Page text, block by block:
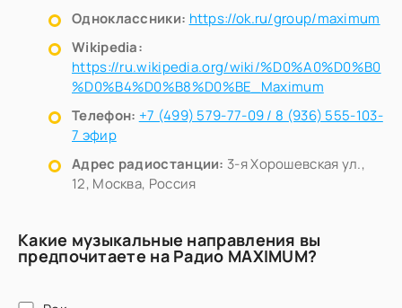
Одноклассники: https://ok.ru/group/maximum
Wikipedia:
https://ru.wikipedia.org/wiki/%D0%A0%D0%B0
%D0%B4%D0%B8%D0%BE_Maximum
Телефон: +7 (499) 579-77-09 / 8 (936) 555-103-
7 эфир
Адрес радиостанции: 3-я Хорошевская ул.,
12, Москва, Россия
Какие музыкальные направления вы
предпочитаете на Радио MAXIMUM?